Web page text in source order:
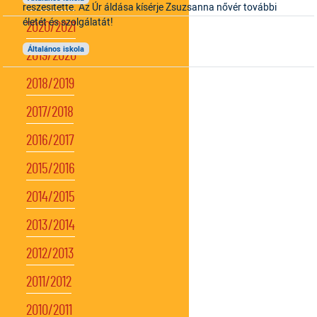
2020/2021
2019/2020
2018/2019
2017/2018
2016/2017
2015/2016
2014/2015
2013/2014
2012/2013
2011/2012
2010/2011
részesítette. Az Úr áldása kísérje Zsuzsanna nővér további
életét és szolgálatát!
Általános iskola